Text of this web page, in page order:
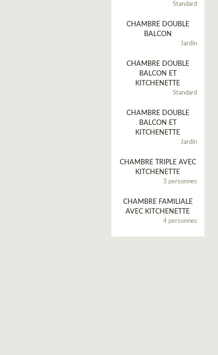
Standard
CHAMBRE DOUBLE
BALCON
Jardin
CHAMBRE DOUBLE
BALCON ET
KITCHENETTE
Standard
CHAMBRE DOUBLE
BALCON ET
KITCHENETTE
Jardin
CHAMBRE TRIPLE AVEC
KITCHENETTE
3 personnes
CHAMBRE FAMILIALE
AVEC KITCHENETTE
4 personnes